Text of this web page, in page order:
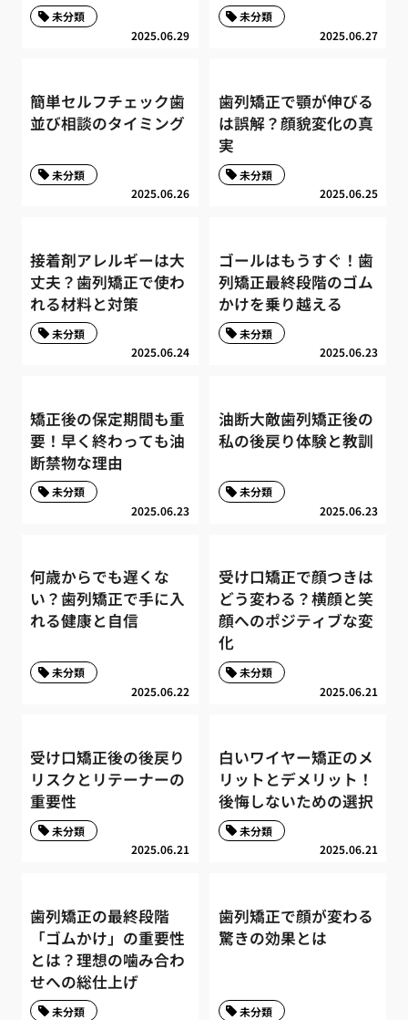
2025.06.29
未分類
2025.06.27
未分類
簡単セルフチェック歯
並び相談のタイミング
2025.06.26
未分類
歯列矯正で顎が伸びる
は誤解？顔貌変化の真
実
2025.06.25
未分類
接着剤アレルギーは大
丈夫？歯列矯正で使わ
れる材料と対策
2025.06.24
未分類
ゴールはもうすぐ！歯
列矯正最終段階のゴム
かけを乗り越える
2025.06.23
未分類
矯正後の保定期間も重
要！早く終わっても油
断禁物な理由
2025.06.23
未分類
油断大敵歯列矯正後の
私の後戻り体験と教訓
2025.06.23
未分類
何歳からでも遅くな
い？歯列矯正で手に入
れる健康と自信
2025.06.22
未分類
受け口矯正で顔つきは
どう変わる？横顔と笑
顔へのポジティブな変
化
2025.06.21
未分類
受け口矯正後の後戻り
リスクとリテーナーの
重要性
2025.06.21
未分類
白いワイヤー矯正のメ
リットとデメリット！
後悔しないための選択
2025.06.21
未分類
歯列矯正の最終段階
「ゴムかけ」の重要性
とは？理想の噛み合わ
せへの総仕上げ
未分類
歯列矯正で顔が変わる
驚きの効果とは
未分類